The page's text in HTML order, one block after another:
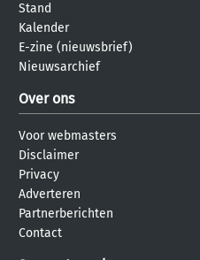
Stand
Kalender
E-zine (nieuwsbrief)
Nieuwsarchief
Over ons
Voor webmasters
Disclaimer
Privacy
Adverteren
Partnerberichten
Contact